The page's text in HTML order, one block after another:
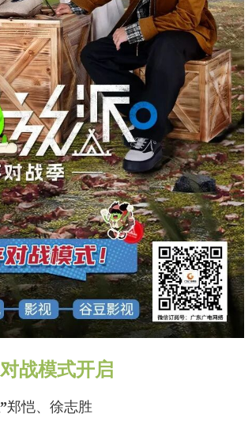
战模式开启
郑恺、徐志胜